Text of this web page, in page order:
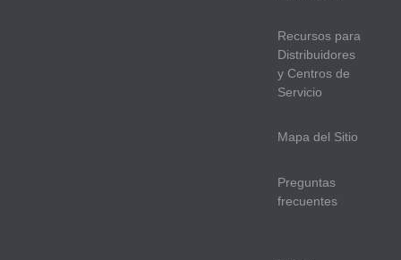
Recursos para
Distribuidores
y Centros de
Servicio
Mapa del Sitio
Preguntas
frecuentes